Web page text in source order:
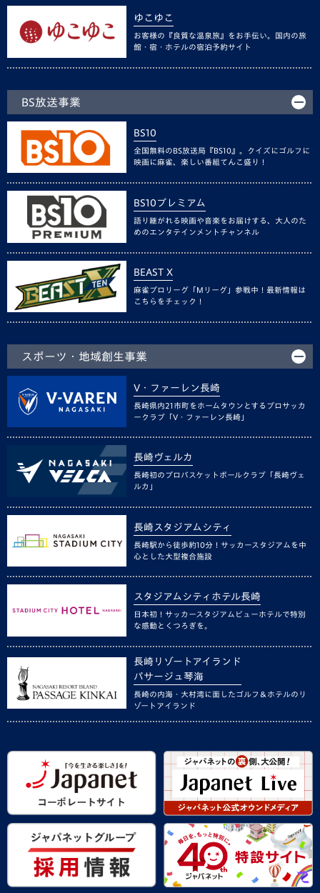
ゆこゆこ
お客様の『良質な温泉旅』をお手伝い。国内の旅
館・宿・ホテルの宿泊予約サイト
BS放送事業
BS10
全国無料のBS放送局『BS10』。クイズにゴルフに
映画に麻雀、楽しい番組てんこ盛り！
BS10プレミアム
語り継がれる映画や音楽をお届けする、大人のた
めのエンタテインメントチャンネル
BEAST X
麻雀プロリーグ「Mリーグ」参戦中！最新情報は
こちらをチェック！
スポーツ・地域創生事業
V・ファーレン長崎
長崎県内21市町をホームタウンとするプロサッカ
ークラブ「V・ファーレン長崎」
長崎ヴェルカ
長崎初のプロバスケットボールクラブ「長崎ヴェ
ルカ」
長崎スタジアムシティ
長崎駅から徒歩約10分！サッカースタジアムを中
心とした大型複合施設
スタジアムシティホテル長崎
日本初！サッカースタジアムビューホテルで特別
な感動とくつろぎを。
長崎リゾートアイランド
パサージュ琴海
長崎の内海・大村湾に面したゴルフ＆ホテルのリ
ゾートアイランド